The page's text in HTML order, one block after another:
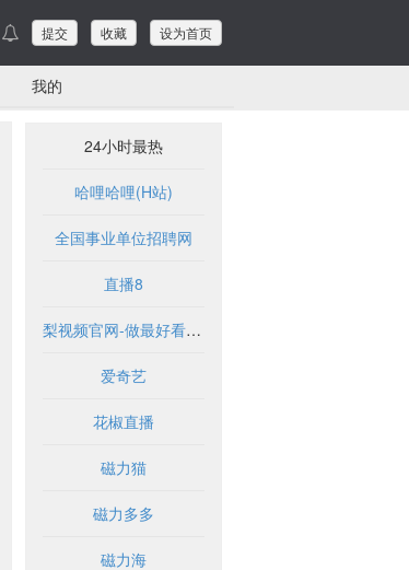
提交 收藏 设为首页
我的
24小时最热
哈哩哈哩(H站)
全国事业单位招聘网
直播8
梨视频官网-做最好看的资讯短视频-Pear Video
爱奇艺
花椒直播
磁力猫
磁力多多
磁力海